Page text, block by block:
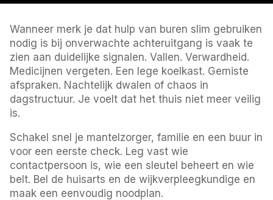
Wanneer merk je dat hulp van buren slim gebruiken
nodig is bij onverwachte achteruitgang is vaak te
zien aan duidelijke signalen. Vallen. Verwardheid.
Medicijnen vergeten. Een lege koelkast. Gemiste
afspraken. Nachtelijk dwalen of chaos in
dagstructuur. Je voelt dat het thuis niet meer veilig
is.
Schakel snel je mantelzorger, familie en een buur in
voor een eerste check. Leg vast wie
contactpersoon is, wie een sleutel beheert en wie
belt. Bel de huisarts en de wijkverpleegkundige en
maak een eenvoudig noodplan.